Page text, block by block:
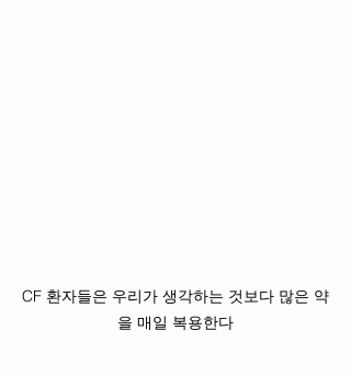
CF 환자들은 우리가 생각하는 것보다 많은 약
을 매일 복용한다